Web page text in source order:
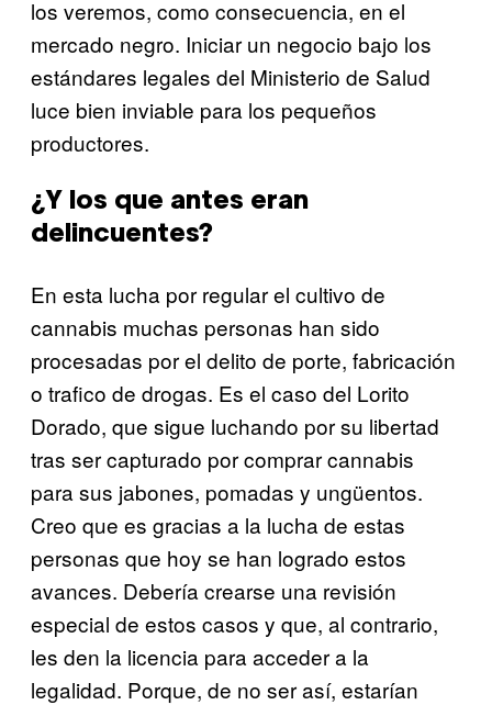
los veremos, como consecuencia, en el
mercado negro. Iniciar un negocio bajo los
estándares legales del Ministerio de Salud
luce bien inviable para los pequeños
productores.
¿Y los que antes eran
delincuentes?
En esta lucha por regular el cultivo de
cannabis muchas personas han sido
procesadas por el delito de porte, fabricación
o trafico de drogas. Es el caso del Lorito
Dorado, que sigue luchando por su libertad
tras ser capturado por comprar cannabis
para sus jabones, pomadas y ungüentos.
Creo que es gracias a la lucha de estas
personas que hoy se han logrado estos
avances. Debería crearse una revisión
especial de estos casos y que, al contrario,
les den la licencia para acceder a la
legalidad. Porque, de no ser así, estarían